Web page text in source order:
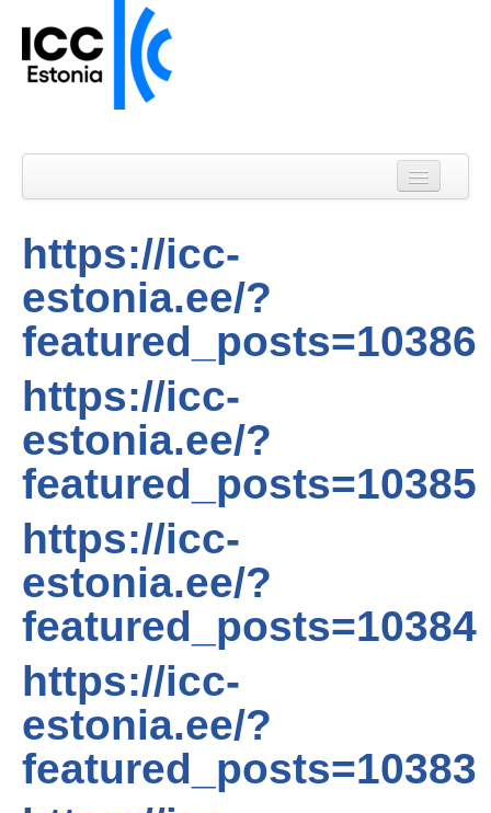
Liikmed
Kalender
ICC Eesti
ICC WBO
Kontakt
Liitu meililistiga
Oskusteave
Projektid
https://icc-
estonia.ee/?
featured_posts=10386
https://icc-
estonia.ee/?
featured_posts=10385
https://icc-
estonia.ee/?
featured_posts=10384
https://icc-
estonia.ee/?
featured_posts=10383